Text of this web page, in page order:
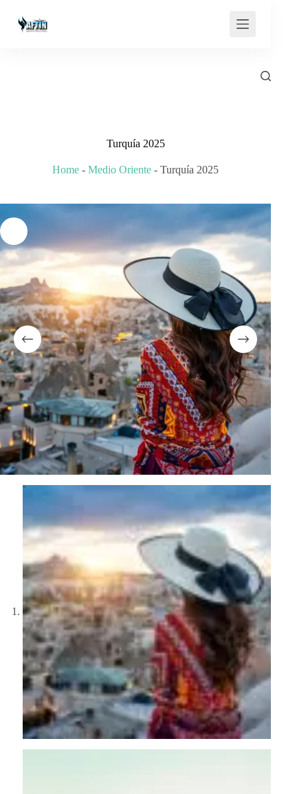
contenido
Turquía 2025
Home -Medio Oriente -Turquía 2025